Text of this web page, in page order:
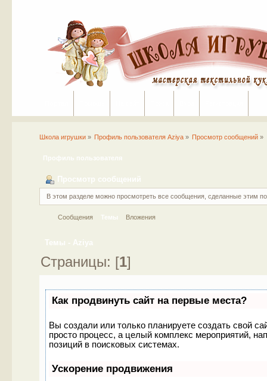
Школа игрушки» Профиль пользователя Aziya » Просмотр сообщений »
Профиль пользователя
Просмотр сообщений
В этом разделе можно просмотреть все сообщения, сделанные этим
Сообщения Темы Вложения
Темы - Aziya
Страницы: [1]
Как продвинуть сайт на первые места?
Вы создали или только планируете создать свой
просто процесс, а целый комплекс мероприятий,
позиций в поисковых системах.
Ускорение продвижения